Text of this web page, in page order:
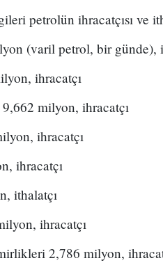
petrolün ihracatçısı ve
(varil petrol, bir günde),
ihracatçı
milyon, ihracatçı
ihracatçı
ihracatçı
ithalatçı
ihracatçı
2,786 milyon,